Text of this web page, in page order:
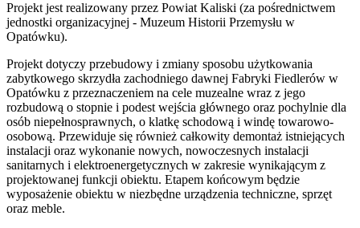
Projekt jest realizowany przez Powiat Kaliski (za pośrednictwem
jednostki organizacyjnej - Muzeum Historii Przemysłu w
Opatówku).
Projekt dotyczy przebudowy i zmiany sposobu użytkowania
zabytkowego skrzydła zachodniego dawnej Fabryki Fiedlerów w
Opatówku z przeznaczeniem na cele muzealne wraz z jego
rozbudową o stopnie i podest wejścia głównego oraz pochylnie dla
osób niepełnosprawnych, o klatkę schodową i windę towarowo-
osobową. Przewiduje się również całkowity demontaż istniejących
instalacji oraz wykonanie nowych, nowoczesnych instalacji
sanitarnych i elektroenergetycznych w zakresie wynikającym z
projektowanej funkcji obiektu. Etapem końcowym będzie
wyposażenie obiektu w niezbędne urządzenia techniczne, sprzęt
oraz meble.